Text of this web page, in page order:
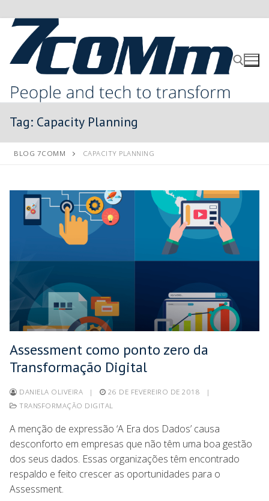
Tag: Capacity Planning
BLOG 7COMM CAPACITY PLANNING
Assessment como ponto zero da
Transformação Digital
DANIELA OLIVEIRA | 26 DE FEVEREIRO DE 2018
|
TRANSFORMAÇÃO DIGITAL
A menção de expressão ‘A Era dos Dados’ causa
desconforto em empresas que não têm uma boa gestão
dos seus dados. Essas organizações têm encontrado
respaldo e feito crescer as oportunidades para o
Assessment.